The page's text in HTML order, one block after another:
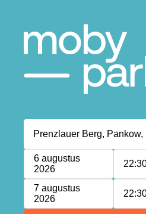
6 augustus
2026
7 augustus
2026